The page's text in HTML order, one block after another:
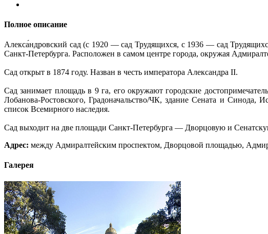
Полное описание
Алекса́ндровский сад (с 1920 — сад Трудящихся, с 1936 — сад
Санкт-Петербурга. Расположен в самом центре города, окружая
Сад открыт в 1874 году. Назван в честь императора Александра ΙΙ.
Сад занимает площадь в 9 га, его окружают городские
Лобанова-Ростовского, Градоначальство/ЧК, здание Сената и Синода,
список Всемирного наследия.
Сад выходит на две площади Санкт-Петербурга — Дворцовую и
Адрес: между Адмиралтейским проспектом, Дворцовой площадью,
Галерея